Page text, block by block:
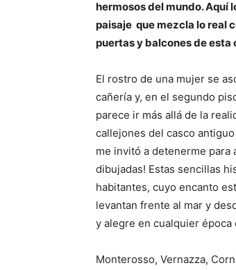
hermosos del mundo. Aquí
paisaje que mezcla lo real
puertas y balcones de esta
El rostro de una mujer se
cañería y, en el segundo
parece ir más allá de la
callejones del casco
me invitó a detenerme para
dibujadas! Estas sencillas
habitantes, cuyo encanto
levantan frente al mar y
y alegre en cualquier época
Monterosso, Vernazza,